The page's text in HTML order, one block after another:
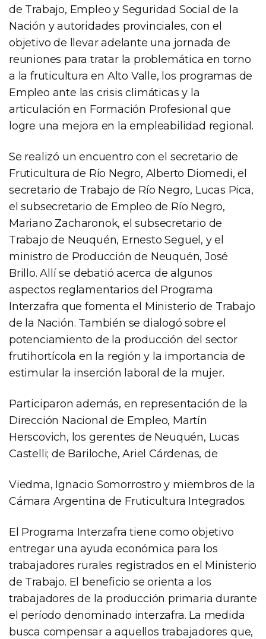
de Trabajo, Empleo y Seguridad Social de la
Nación y autoridades provinciales, con el
objetivo de llevar adelante una jornada de
reuniones para tratar la problemática en torno
a la fruticultura en Alto Valle, los programas de
Empleo ante las crisis climáticas y la
articulación en Formación Profesional que
logre una mejora en la empleabilidad regional.
Se realizó un encuentro con el secretario de
Fruticultura de Río Negro, Alberto Diomedi, el
secretario de Trabajo de Río Negro, Lucas Pica,
el subsecretario de Empleo de Río Negro,
Mariano Zacharonok, el subsecretario de
Trabajo de Neuquén, Ernesto Seguel, y el
ministro de Producción de Neuquén, José
Brillo. Allí se debatió acerca de algunos
aspectos reglamentarios del Programa
Interzafra que fomenta el Ministerio de Trabajo
de la Nación. También se dialogó sobre el
potenciamiento de la producción del sector
frutihortícola en la región y la importancia de
estimular la inserción laboral de la mujer.
Participaron además, en representación de la
Dirección Nacional de Empleo, Martín
Herscovich, los gerentes de Neuquén, Lucas
Castelli; de Bariloche, Ariel Cárdenas, de
Viedma, Ignacio Somorrostro y miembros de la
Cámara Argentina de Fruticultura Integrados.
El Programa Interzafra tiene como objetivo
entregar una ayuda económica para los
trabajadores rurales registrados en el Ministerio
de Trabajo. El beneficio se orienta a los
trabajadores de la producción primaria durante
el período denominado interzafra. La medida
busca compensar a aquellos trabajadores que,